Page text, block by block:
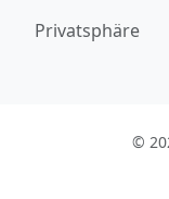
Privatsphäre
©